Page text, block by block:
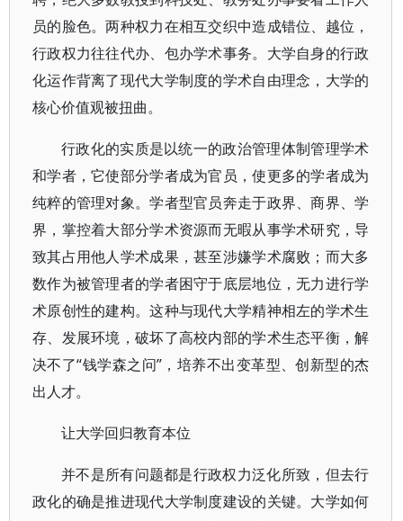
员的脸色。两种权力在相互交织中造成错位、越位，
行政权力往往代办、包办学术事务。大学自身的行政
化运作背离了现代大学制度的学术自由理念，大学的
核心价值观被扭曲。
行政化的实质是以统一的政治管理体制管理学术
和学者，它使部分学者成为官员，使更多的学者成为
纯粹的管理对象。学者型官员奔走于政界、商界、学
界，掌控着大部分学术资源而无暇从事学术研究，导
致其占用他人学术成果，甚至涉嫌学术腐败；而大多
数作为被管理者的学者困守于底层地位，无力进行学
术原创性的建构。这种与现代大学精神相左的学术生
存、发展环境，破坏了高校内部的学术生态平衡，解
决不了“钱学森之问”，培养不出变革型、创新型的杰
出人才。
让大学回归教育本位
并不是所有问题都是行政权力泛化所致，但去行
政化的确是推进现代大学制度建设的关键。大学如何